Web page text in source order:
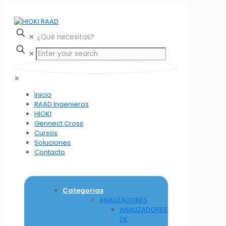
✕
✕
✕
Inicio
RAAD Ingenieros
HIOKI
Gennect Cross
Cursos
Soluciones
Contacto
Categorias
ANALIZADORES
ANALIZADORES
DE